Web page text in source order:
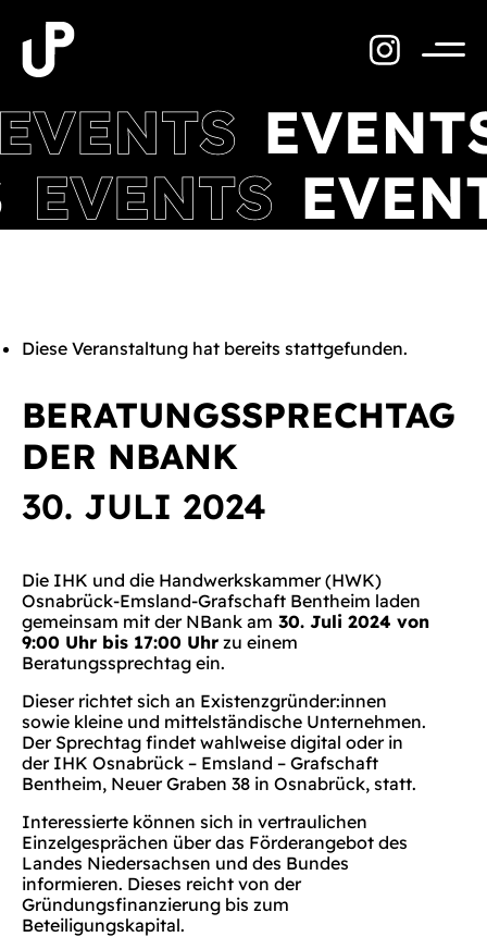
Inhalt
springen
Diese Veranstaltung hat bereits stattgefunden.
BERATUNGSSPRECHTAG
DER NBANK
30. JULI 2024
Die IHK und die Handwerkskammer (HWK)
Osnabrück-Emsland-Grafschaft Bentheim laden
gemeinsam mit der NBank am 30. Juli 2024 von
9:00 Uhr bis 17:00 Uhr zu einem
Beratungssprechtag ein.
Dieser richtet sich an Existenzgründer:innen
sowie kleine und mittelständische Unternehmen.
Der Sprechtag findet wahlweise digital oder in
der IHK Osnabrück – Emsland – Grafschaft
Bentheim, Neuer Graben 38 in Osnabrück, statt.
Interessierte können sich in vertraulichen
Einzelgesprächen über das Förderangebot des
Landes Niedersachsen und des Bundes
informieren. Dieses reicht von der
Gründungsfinanzierung bis zum
Beteiligungskapital.